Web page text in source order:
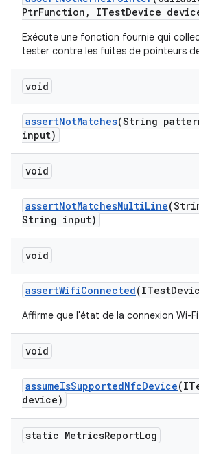
PtrFunction , ITestDevice
Exécute une fonction fournie qui
tester contre les fuites de pointeurs
void
assertNotMatches(String
input)
void
assertNotMatchesMultiLine
String input)
void
assertWifiConnected(ITest
Affirme que l'état de la connexion Wi-
void
assumeIsSupportedNfcDevice
device)
static MetricsReportLog